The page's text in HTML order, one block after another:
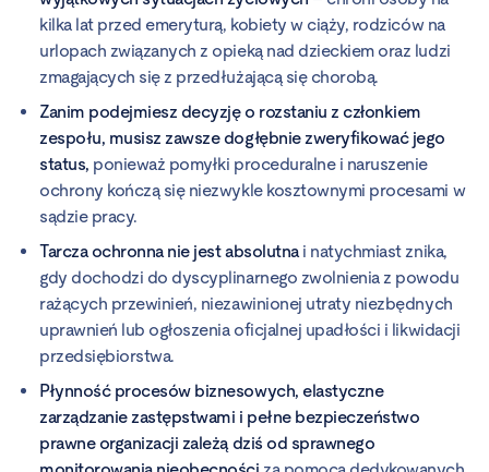
kilka lat przed emeryturą, kobiety w ciąży, rodziców na
urlopach związanych z opieką nad dzieckiem oraz ludzi
zmagających się z przedłużającą się chorobą.
Zanim podejmiesz decyzję o rozstaniu z członkiem
zespołu, musisz zawsze dogłębnie zweryfikować jego
status, ponieważ pomyłki proceduralne i naruszenie
ochrony kończą się niezwykle kosztownymi procesami w
sądzie pracy.
Tarcza ochronna nie jest absolutnai natychmiast znika,
gdy dochodzi do dyscyplinarnego zwolnienia z powodu
rażących przewinień, niezawinionej utraty niezbędnych
uprawnień lub ogłoszenia oficjalnej upadłości i likwidacji
przedsiębiorstwa.
Płynność procesów biznesowych, elastyczne
zarządzanie zastępstwami i pełne bezpieczeństwo
prawne organizacji zależą dziś od sprawnego